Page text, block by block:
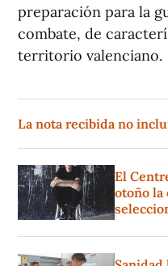
preparación para la
combate, de
territorio valenciano.
La nota recibida no
El
otoño la